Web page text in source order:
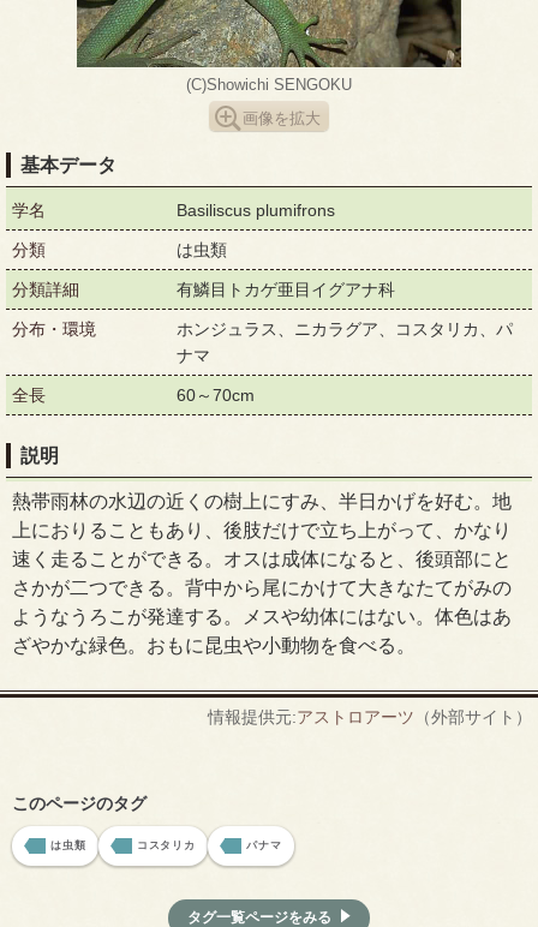
(C)Showichi SENGOKU
画像を拡大
基本データ
学名 Basiliscus plumifrons
分類 は虫類
分類詳細 有鱗目トカゲ亜目イグアナ科
分布・環境
ホンジュラス、ニカラグア、コスタリカ、パ
ナマ
全長 60～70cm
説明
熱帯雨林の水辺の近くの樹上にすみ、半日かげを好む。地
上におりることもあり、後肢だけで立ち上がって、かなり
速く走ることができる。オスは成体になると、後頭部にと
さかが二つできる。背中から尾にかけて大きなたてがみの
ようなうろこが発達する。メスや幼体にはない。体色はあ
ざやかな緑色。おもに昆虫や小動物を食べる。
情報提供元:アストロアーツ （外部サイト）
このページのタグ
は虫類 コスタリカ パナマ
タグ一覧ページをみる